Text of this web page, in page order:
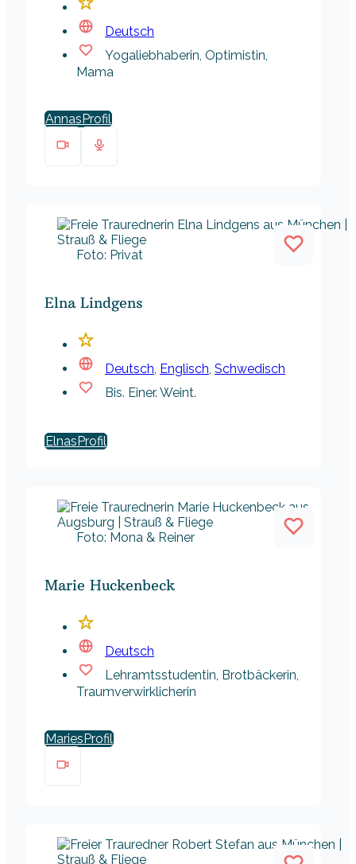
Deutsch
Yogaliebhaberin, Optimistin,
Mama
Annas
Foto: Privat
Elna Lindgens
Deutsch, Englisch, Schwedisch
Bis. Einer. Weint.
Elnas
Foto: Mona & Reiner
Marie Huckenbeck
Deutsch
Lehramtsstudentin, Brotbäckerin,
Traumverwirklicherin
Maries